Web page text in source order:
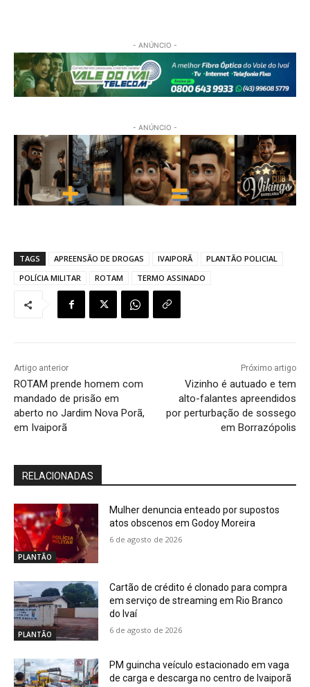
- ANÚNCIO -
- ANÚNCIO -
TAGS APREENSÃO DE DROGAS IVAIPORÃ
PLANTÃO POLICIAL
POLÍCIA MILITAR
ROTAM TERMO ASSINADO
Artigo anterior
ROTAM prende homem com
mandado de prisão em
aberto no Jardim Nova Porã,
em Ivaiporã
Próximo artigo
Vizinho é autuado e tem
alto-falantes apreendidos
por perturbação de sossego
em Borrazópolis
RELACIONADAS
PLANTÃO
Mulher denuncia enteado por supostos
atos obscenos em Godoy Moreira
6 de agosto de 2026
PLANTÃO
Cartão de crédito é clonado para compra
em serviço de streaming em Rio Branco
do Ivaí
6 de agosto de 2026
PM guincha veículo estacionado em vaga
de carga e descarga no centro de Ivaiporã